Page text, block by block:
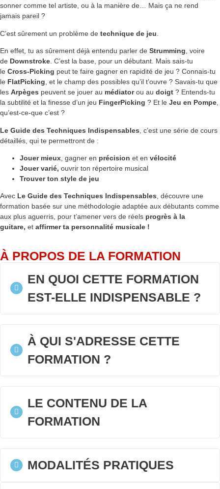
sonner comme tel artiste, ou à la manière de… Mais ça ne rend
jamais pareil ?
C’est sûrement un problème de technique de jeu
En effet, tu as sûrement déjà entendu parler de Strumming , voire
de Downstroke . C’est la base, pour un débutant. Mais sais-tu
le Cross-Picking peut te faire gagner en rapidité de jeu ? Connais-tu
le FlatPicking , et le champ des possibles qu’il t’ouvre ? Savais-tu que
les Arpèges peuvent se jouer au médiatorou au doigt ? Entends-tu
la subtilité et la finesse d’un jeu FingerPicking ? Et le Jeu en Pompe
qu’est-ce-que c’est ?
Le Guide des Techniques Indispensables , c’est une série de cours
détaillés, qui te permettront de :
Jouer mieux , gagner en précision et en vélocité
Jouer varié, ouvrir ton répertoire musical
Trouver ton style de jeu
Avec Le Guide des Techniques Indispensables, découvre une
formation basée sur une méthodologie adaptée aux débutants comme
aux plus aguerris, pour t’amener vers de réels progrès à la
guitare, et affirmer ta personnalité musicale !
À PROPOS DE LA FORMATION
EN QUOI CETTE FORMATION
EST-ELLE INDISPENSABLE ?
À QUI S'ADRESSE CETTE
FORMATION ?
LE CONTENU DE LA
FORMATION
MODALITÉS PRATIQUES